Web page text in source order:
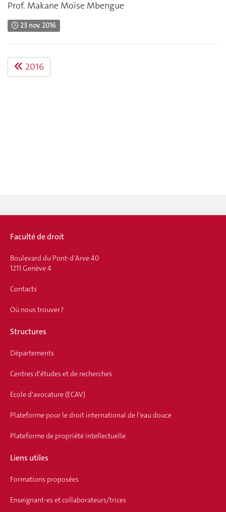
Prof. Makane Moïse Mbengue
23 nov. 2016
2016
Faculté de droit
Boulevard du Pont-d'Arve 40
1211 Genève 4
Contacts
Où nous trouver ?
Structures
Départements
Centres d'études et de recherches
Ecole d'avocature (ECAV)
Plateforme pour le droit international de l'eau douce
Plateforme de propriété intellectuelle
Liens utiles
Formations proposées
Enseignant-es et collaborateurs/trices